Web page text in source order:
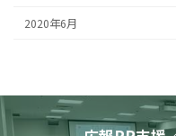
2020年6月